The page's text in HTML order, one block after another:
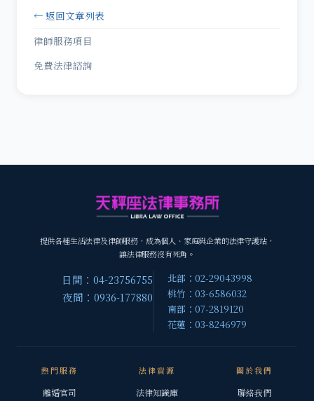
← 返回文章列表
律師服務項目
免費法律諮詢
提供各種生活法律及律師服務，成為個人、家庭與企業的法律守護站，
讓法律服務沒有死角。
日間：04-23756755
夜間：0936-177880
北部：02-29043998
桃竹：03-6586032
南部：07-2819120
花蓮：03-8246979
熱門服務
離婚官司
法律資源
法律知識庫
關於我們
聯絡我們